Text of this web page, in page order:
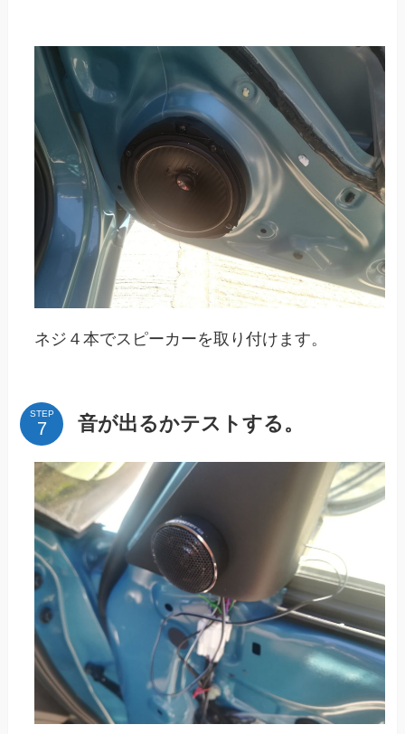
ネジ４本でスピーカーを取り付けます。
STEP 音が出るかテストする。